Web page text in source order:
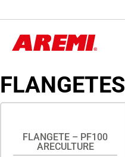
FLANGETES
FLANGETE – PF100
ARECULTURE